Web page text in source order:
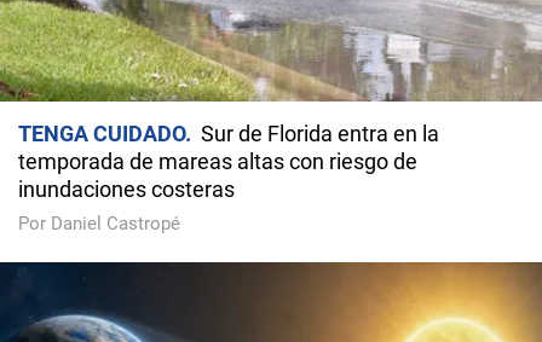
TENGA CUIDADO
Sur de Florida entra en la
temporada de mareas altas con riesgo de
inundaciones costeras
Por Daniel Castropé